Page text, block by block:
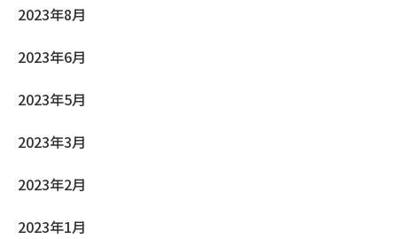
2023年8月
2023年6月
2023年5月
2023年3月
2023年2月
2023年1月